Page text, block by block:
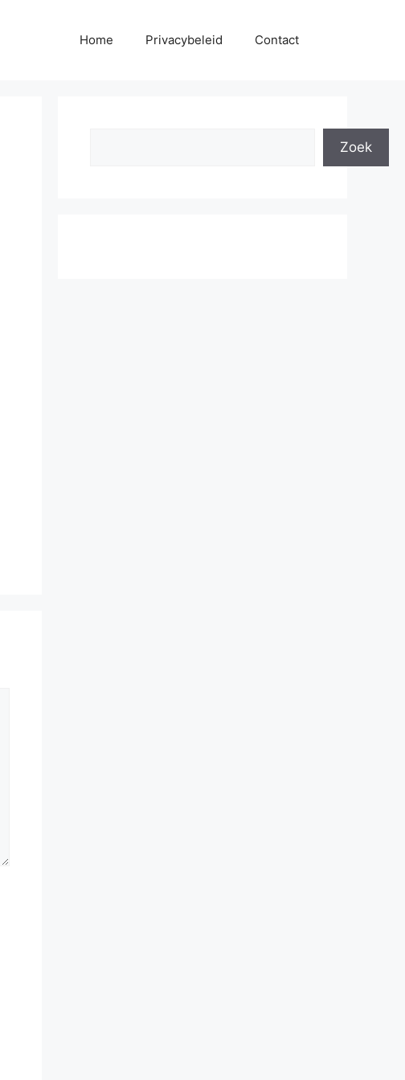
Home Privacybeleid Contact
Zoek